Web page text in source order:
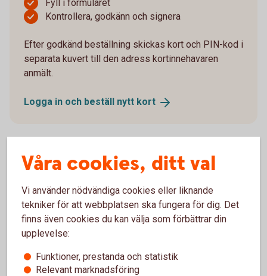
Fyll i formuläret
Kontrollera, godkänn och signera
Efter godkänd beställning skickas kort och PIN-kod i
separata kuvert till den adress kortinnehavaren
anmält.
Logga in och beställ nytt kort
Du som har internetbank aktiverar nya kort i
internetbanken eller appen.
Logga in och välj “Kort” i huvudmenyn
Välj det kortavtal kortet är kopplat till
Våra cookies, ditt val
Vi använder nödvändiga cookies eller liknande
tekniker för att webbplatsen ska fungera för dig. Det
finns även cookies du kan välja som förbättrar din
upplevelse:
Funktioner, prestanda och statistik
Relevant marknadsföring